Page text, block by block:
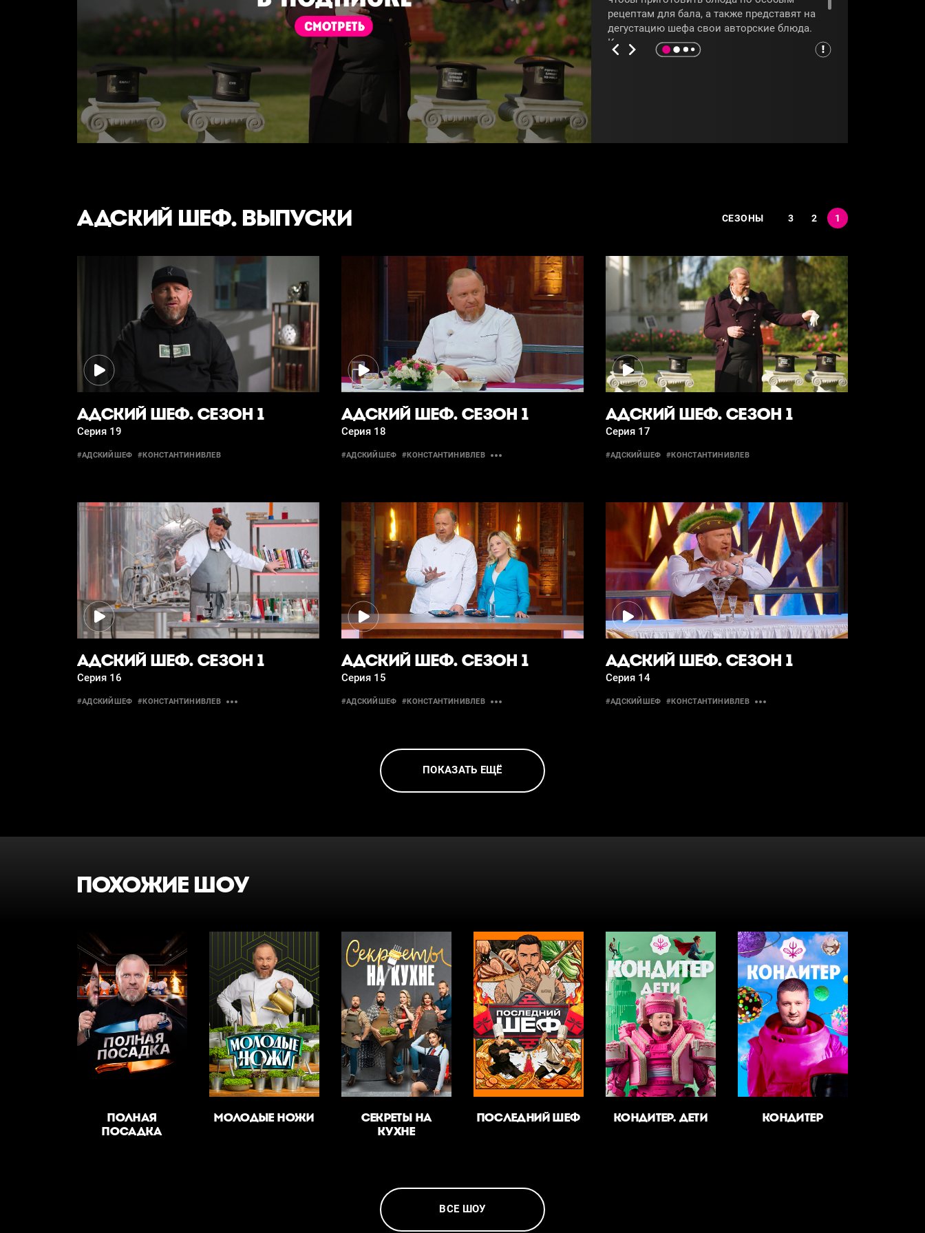
рецептам для бала, а также представят на
дегустацию шефа свои авторские блюда.
Кто из участников продолжит кулинарную
битву, узнаем из программы
«Адский шеф».
АДСКИЙ ШЕФ. ВЫПУСКИ СЕЗОНЫ 3 2 1
АДСКИЙ ШЕФ. СЕЗОН 1
Серия 19
#АДСКИЙШЕФ #КОНСТАНТИНИВЛЕВ
АДСКИЙ ШЕФ. СЕЗОН 1
Серия 18
#АДСКИЙШЕФ #КОНСТАНТИНИВЛЕВ
АДСКИЙ ШЕФ. СЕЗОН 1
Серия 17
#АДСКИЙШЕФ #КОНСТАНТИНИВЛЕВ
АДСКИЙ ШЕФ. СЕЗОН 1
Серия 16
#АДСКИЙШЕФ #КОНСТАНТИНИВЛЕВ
АДСКИЙ ШЕФ. СЕЗОН 1
Серия 15
#АДСКИЙШЕФ #КОНСТАНТИНИВЛЕВ
АДСКИЙ ШЕФ. СЕЗОН 1
Серия 14
#АДСКИЙШЕФ #КОНСТАНТИНИВЛЕВ
ПОКАЗАТЬ ЕЩЁ
ПОХОЖИЕ ШОУ
ПОЛНАЯ
ПОСАДКА
МОЛОДЫЕ НОЖИ
СЕКРЕТЫ НА
КУХНЕ
ПОСЛЕДНИЙ ШЕФ КОНДИТЕР. ДЕТИ КОНДИТЕР
ВСЕ ШОУ